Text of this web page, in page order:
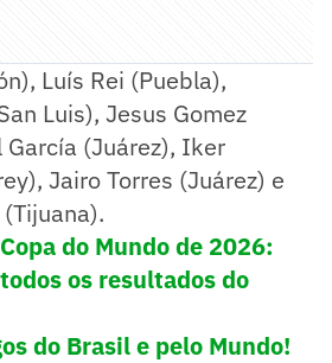
Luís Rei (Puebla),
Luis), Jesus Gomez
García (Juárez), Iker
Jairo Torres (Juárez) e
do Mundo de 2026:
os resultados do
do Brasil e pelo Mundo!